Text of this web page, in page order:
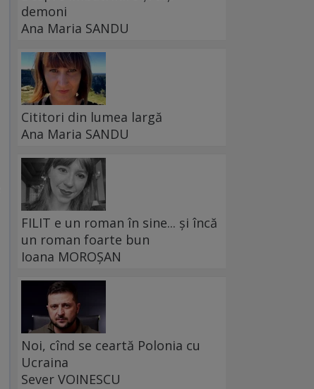
demoni
Ana Maria SANDU
Cititori din lumea largă
Ana Maria SANDU
FILIT e un roman în sine... și încă
un roman foarte bun
Ioana MOROȘAN
Noi, cînd se ceartă Polonia cu
Ucraina
Sever VOINESCU